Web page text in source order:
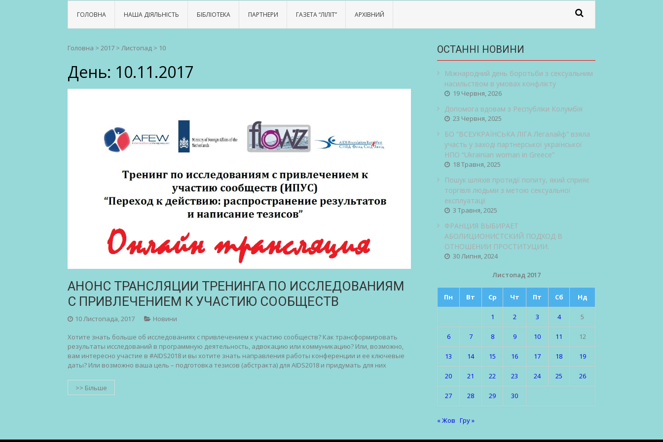
ГОЛОВНА НАША ДІЯЛЬНІСТЬ БІБЛІОТЕКА ПАРТНЕРИ ГАЗЕТА “ЛІЛІТ” АРХІВНИЙ
Головна > 2017 > Листопад > 10
День: 10.11.2017
АНОНС ТРАНСЛЯЦИИ ТРЕНИНГА ПО ИССЛЕДОВАНИЯМ
С ПРИВЛЕЧЕНИЕМ К УЧАСТИЮ СООБЩЕСТВ
10 Листопада, 2017 Новини
Хотите знать больше об исследованиях с привлечением к участию сообществ? Как трансформировать
результаты исследований в программную деятельность, адвокацию или коммуникацию? Или, возможно,
вам интересно участие в #AIDS2018 и вы хотите знать направления работы конференции и ее ключевые
даты? Или возможно ваша цель – подготовка тезисов (абстракта) для AIDS2018 и придумать для них
>> Більше
ОСТАННІ НОВИНИ
Міжнародний день боротьби з сексуальним
насильством в умовах конфлікту
19 Червня, 2026
Допомога вдовам з Республіки Колумбія
23 Червня, 2025
БО “ВСЕУКРАЇНСЬКА ЛІГА Легалайф” взяла
участь у заході партнерської української
НПО “Ukrainian woman in Greece”
18 Травня, 2025
Пошук шляхів протидії попиту, який сприяє
торгівлі людьми з метою сексуальної
експлуатації
3 Травня, 2025
ФРАНЦИЯ ВЫБИРАЕТ
АБОЛИЦИОНИСТСКИЙ ПОДХОД В
ОТНОШЕНИИ ПРОСТИТУЦИИ.
30 Липня, 2024
Листопад 2017
Пн Вт Ср Чт Пт Сб Нд
1 2 3 4 5
6 7 8 9 10 11 12
13 14 15 16 17 18 19
20 21 22 23 24 25 26
27 28 29 30
« Жов Гру »